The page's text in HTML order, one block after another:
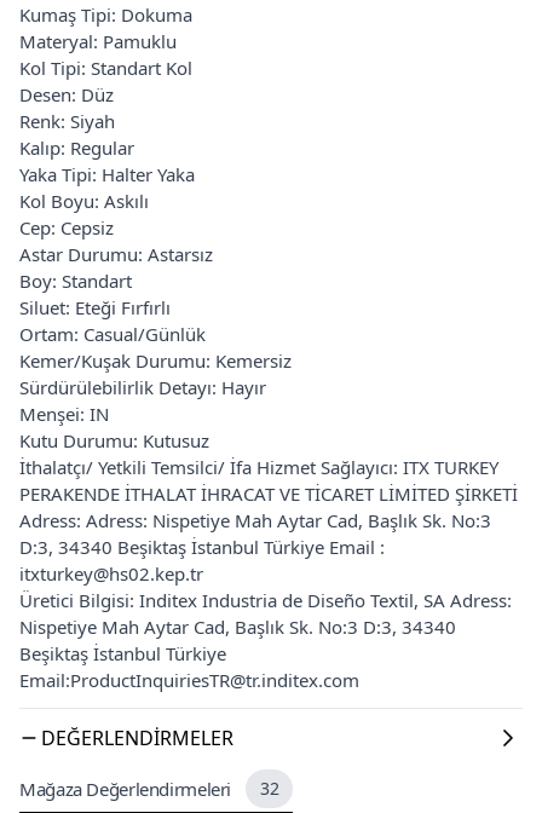
Kumaş Tipi: Dokuma
Materyal: Pamuklu
Kol Tipi: Standart Kol
Desen: Düz
Renk: Siyah
Kalıp: Regular
Yaka Tipi: Halter Yaka
Kol Boyu: Askılı
Cep: Cepsiz
Astar Durumu: Astarsız
Boy: Standart
Siluet: Eteği Fırfırlı
Ortam: Casual/Günlük
Kemer/Kuşak Durumu: Kemersiz
Sürdürülebilirlik Detayı: Hayır
Menşei: IN
Kutu Durumu: Kutusuz
İthalatçı/ Yetkili Temsilci/ İfa Hizmet Sağlayıcı: ITX TURKEY
PERAKENDE İTHALAT İHRACAT VE TİCARET LİMİTED ŞİRKETİ
Adress: Adress: Nispetiye Mah Aytar Cad, Başlık Sk. No:3
D:3, 34340 Beşiktaş İstanbul Türkiye Email :
itxturkey@hs02.kep.tr
Üretici Bilgisi: Inditex Industria de Diseño Textil, SA Adress:
Nispetiye Mah Aytar Cad, Başlık Sk. No:3 D:3, 34340
Beşiktaş İstanbul Türkiye
Email:ProductInquiriesTR@tr.inditex.com
DEĞERLENDIRMELER
Mağaza Değerlendirmeleri 32